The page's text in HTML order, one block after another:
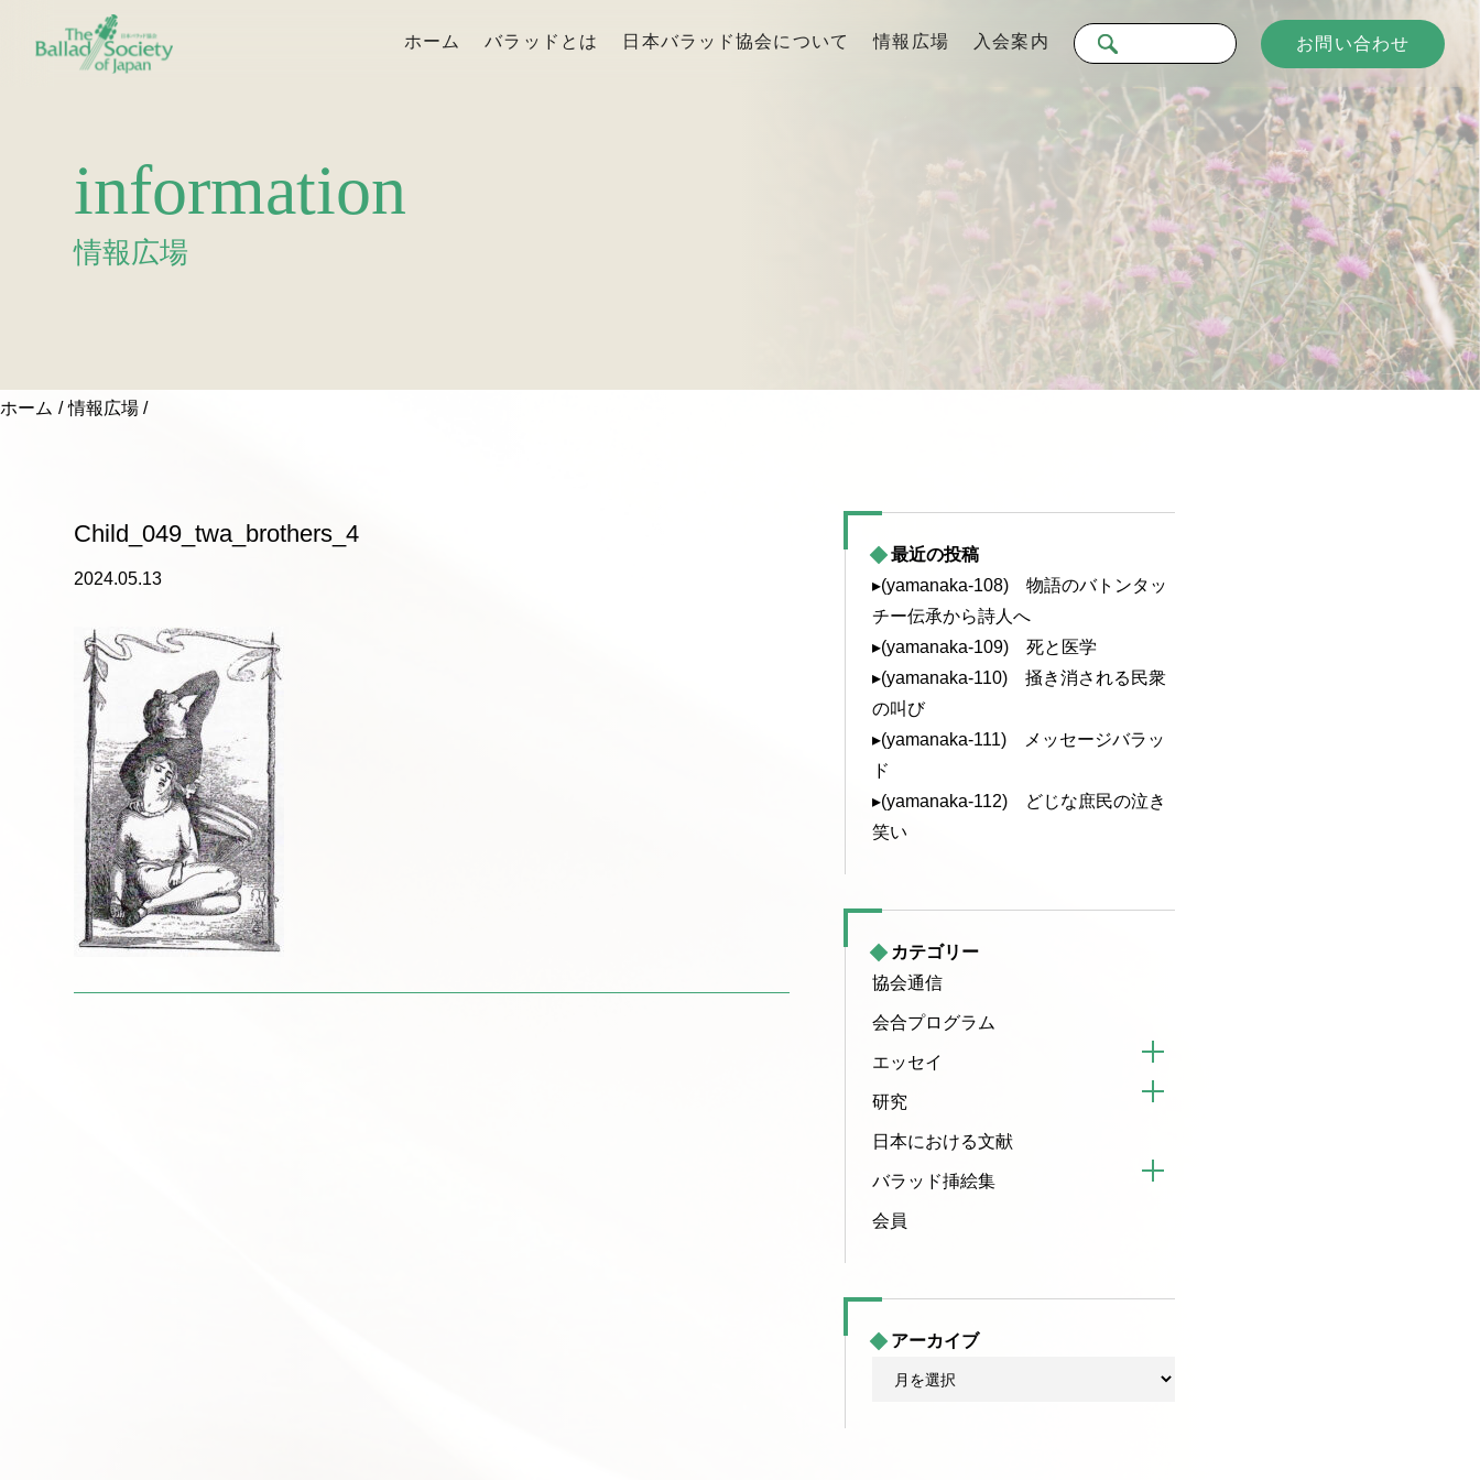
ホーム バラッドとは 日本バラッド協会について 情報広場 入会案内 お問い合わせ
information
情報広場
ホーム 情報広場
Child_049_twa_brothers_4
2024.05.13
最近の投稿
▸(yamanaka-108) 物語のバトンタッ
チー伝承から詩人へ
▸(yamanaka-109) 死と医学
▸(yamanaka-110) 掻き消される民衆
の叫び
▸(yamanaka-111) メッセージバラッ
ド
▸(yamanaka-112) どじな庶民の泣き
笑い
カテゴリー
協会通信
会合プログラム
エッセイ
研究
日本における文献
バラッド挿絵集
会員
アーカイブ